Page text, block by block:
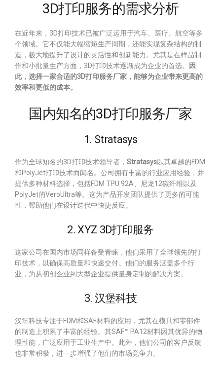
3D打印服务的需求分析
在近年来，3D打印技术已被广泛运用于汽车、医疗、航空等多
个领域。它不仅能大幅缩短生产周期，还能实现复杂结构的制
造，极大地提升了设计的灵活性和创新能力。尤其是在样品制
作和小批量生产方面，3D打印技术逐渐成为企业的首选。
因
此，选择一家合适的3D打印服务厂家，能够为企业带来更高的
效率和更低的成本。
国内知名的3D打印服务厂家
1. Stratasys
作为全球知名的3D打印技术领导者， Stratasys以其卓越的FDM
和PolyJet打印技术而闻名。公司拥有丰富的行业应用经验，并
提供多种材料选择，包括FDM TPU 92A、尼龙12碳纤维以及
PolyJet的VeroUltra等。这为产品开发团队提供了更多的可能
性，帮助他们在设计迭代中快捷反应。
2. XYZ 3D打印服务
这家公司在国内市场同样备受青睐，他们采用了全球领先的打
印技术，以确保高质量和快速交付。他们的服务涵盖多个行
业，为从初创企业到大型企业提供量身定制的解决方案。
3. 汉堡科技
汉堡科技专注于FDM和SAF材料的应用，尤其在模具和零部件
的制造上积累了丰富的经验。其SAF™ PA12材料因其优异的物
理性能，广泛应用于工业生产中。此外，他们公司的客户反馈
也非常积极，进一步增强了他们的市场竞争力。